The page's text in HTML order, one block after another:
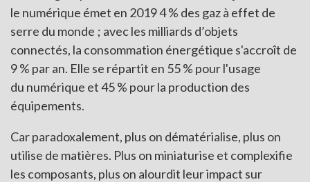
le numérique émet en 2019 4 % des gaz à effet de
serre du monde ; avec les milliards d’objets
connectés, la consommation énergétique s'accroît de
9 % par an. Elle se répartit en 55 % pour l'usage
du numérique et 45 % pour la production des
équipements.
Car paradoxalement, plus on dématérialise, plus on
utilise de matières. Plus on miniaturise et complexifie
les composants, plus on alourdit leur impact sur